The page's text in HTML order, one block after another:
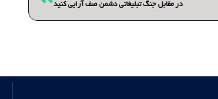
در مقابل جنگ تبلیغاتی دشمن صف آرایی کنید